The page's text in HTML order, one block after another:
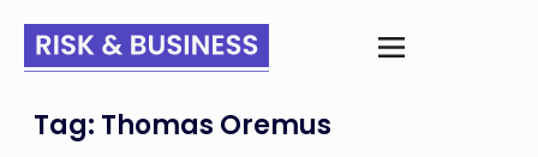
Tag: Thomas Oremus